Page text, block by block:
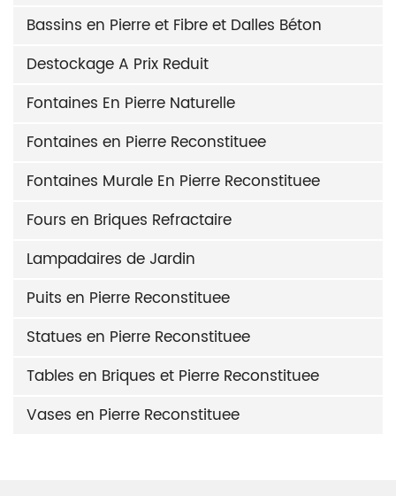
Bassins en Pierre et Fibre et Dalles Béton
Destockage A Prix Reduit
Fontaines En Pierre Naturelle
Fontaines en Pierre Reconstituee
Fontaines Murale En Pierre Reconstituee
Fours en Briques Refractaire
Lampadaires de Jardin
Puits en Pierre Reconstituee
Statues en Pierre Reconstituee
Tables en Briques et Pierre Reconstituee
Vases en Pierre Reconstituee